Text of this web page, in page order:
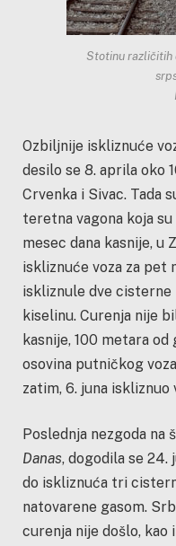
Stotinu različitih
Ozbiljnije iskliznuće
desilo se 8. aprila oko
Crvenka i Sivac. Tada
teretna vagona koja
mesec dana kasnije, u
iskliznuće voza za pet
iskliznule dve
kiselinu. Curenja nije
kasnije, 100 metara
osovina putničkog
zatim, 6. juna iskliznuo
Poslednja nezgoda na
Danas, dogodila se 24.
do iskliznuća tri
natovarene gasom.
curenja nije došlo, kao